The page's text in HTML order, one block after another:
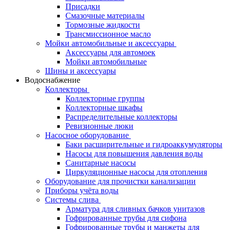
Присадки
Смазочные материалы
Тормозные жидкости
Трансмиссионное масло
Мойки автомобильные и аксессуары
Аксессуары для автомоек
Мойки автомобильные
Шины и аксессуары
Водоснабжение
Коллекторы
Коллекторные группы
Коллекторные шкафы
Распределительные коллекторы
Ревизионные люки
Насосное оборудование
Баки расширительные и гидроаккумуляторы
Насосы для повышения давления воды
Санитарные насосы
Циркуляционные насосы для отопления
Оборудование для прочистки канализации
Приборы учёта воды
Системы слива
Арматура для сливных бачков унитазов
Гофрированные трубы для сифона
Гофрированные трубы и манжеты для